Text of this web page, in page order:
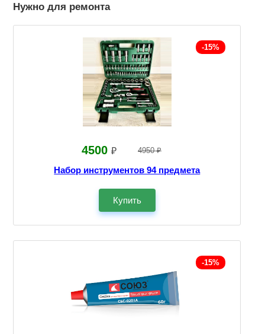
Нужно для ремонта
-15%
4500 ₽ 4950 ₽
Набор инструментов 94 предмета
Купить
-15%